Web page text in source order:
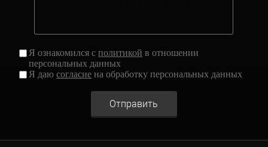
Я ознакомился сполитикой в отношении
персональных данных
Я даюсогласие на обработку персональных данных
Отправить